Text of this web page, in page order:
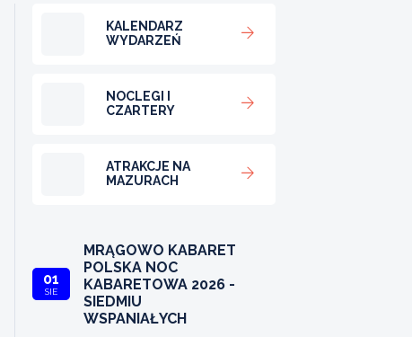
KALENDARZ
WYDARZEŃ
NOCLEGI I
CZARTERY
ATRAKCJE NA
MAZURACH
01
SIE
MRĄGOWO KABARET
POLSKA NOC
KABARETOWA 2026 -
SIEDMIU
WSPANIAŁYCH